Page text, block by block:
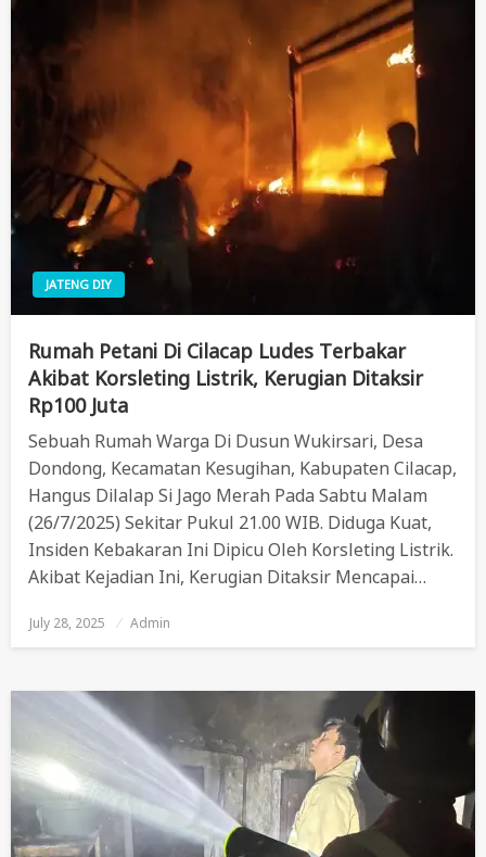
JATENG DIY
Rumah Petani Di Cilacap Ludes Terbakar
Akibat Korsleting Listrik, Kerugian Ditaksir
Rp100 Juta
Sebuah Rumah Warga Di Dusun Wukirsari, Desa
Dondong, Kecamatan Kesugihan, Kabupaten Cilacap,
Hangus Dilalap Si Jago Merah Pada Sabtu Malam
(26/7/2025) Sekitar Pukul 21.00 WIB. Diduga Kuat,
Insiden Kebakaran Ini Dipicu Oleh Korsleting Listrik.
Akibat Kejadian Ini, Kerugian Ditaksir Mencapai…
Posted
On
July 28, 2025 Admin